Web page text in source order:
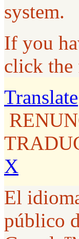
system.
If you
click
Translate
X
El
público